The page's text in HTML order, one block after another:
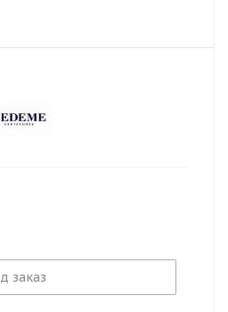
заказ